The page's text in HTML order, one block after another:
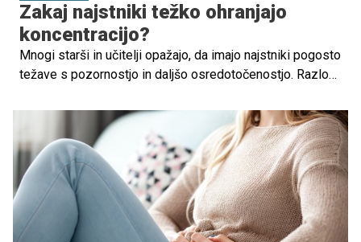
Zakaj najstniki težko ohranjajo
koncentracijo?
Mnogi starši in učitelji opažajo, da imajo najstniki pogosto
težave s pozornostjo in daljšo osredotočenostjo. Razlogi
biološkimi, psihološkimi in okoljskimi dejavniki.
Razumevanje le-teh ter uvajanje ustreznih strategij lahko
bistveno pripomoreta k boljšemu obvladovanju izzivov s
koncentracijo. V nadaljevanju preverite, kako jih lahko pri
tem podprete.